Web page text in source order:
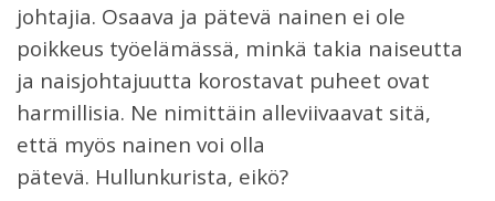
johtajia. Osaava ja pätevä nainen ei ole
poikkeus työelämässä, minkä takia naiseutta
ja naisjohtajuutta korostavat puheet ovat
harmillisia. Ne nimittäin alleviivaavat sitä,
että myös nainen voi olla
pätevä. Hullunkurista, eikö?